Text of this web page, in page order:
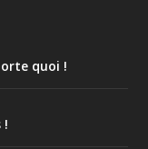
quoi !
!